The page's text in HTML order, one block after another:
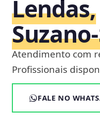
Lendas,
Atendimento com
Profissionais
FALE NO